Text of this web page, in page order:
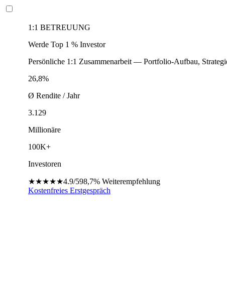
1:1 BETREUUNG
Werde Top 1 % Investor
Persönliche 1:1 Zusammenarbeit — Portfolio-Aufbau,
26,8%
Ø Rendite / Jahr
3.129
Millionäre
100K+
Investoren
★★★★★4.9/598,7% Weiterempfehlung
Kostenfreies Erstgespräch